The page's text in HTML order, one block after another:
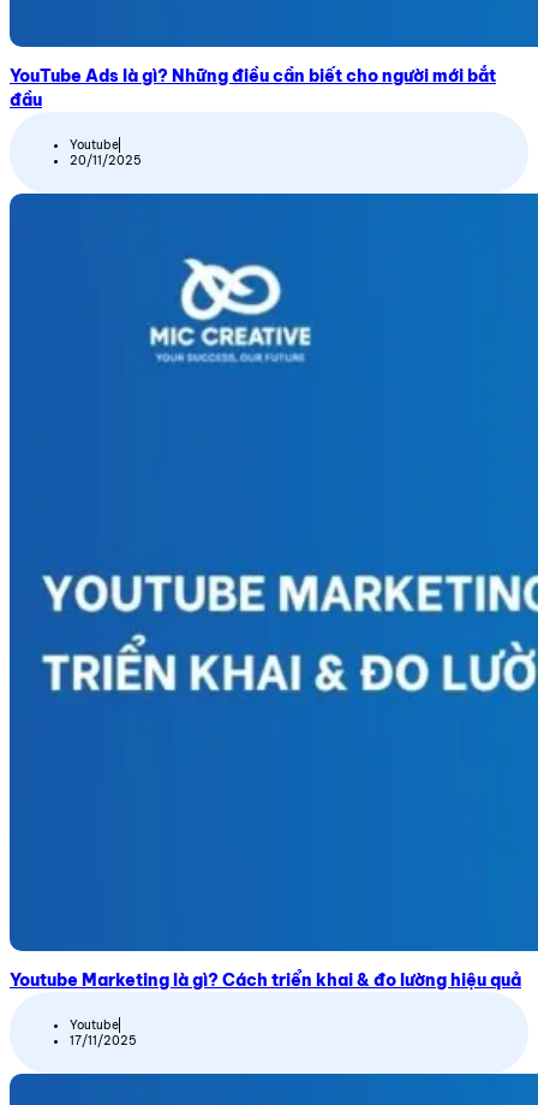
YouTube Ads là gì? Những điều cần biết cho người mới bắt
đầu
Youtube
20/11/2025
Youtube Marketing là gì? Cách triển khai & đo lường hiệu quả
Youtube
17/11/2025